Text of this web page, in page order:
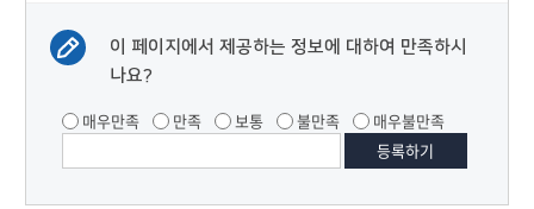
이 페이지에서 제공하는 정보에 대하여 만족하시
나요?
매우만족 만족 보통 불만족 매우불만족